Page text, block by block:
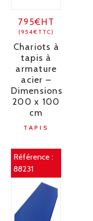
795€HT
(954€TTC)
Chariots à
tapis à
armature
acier –
Dimensions
200 x 100
cm
TAPIS
Référence :
88231